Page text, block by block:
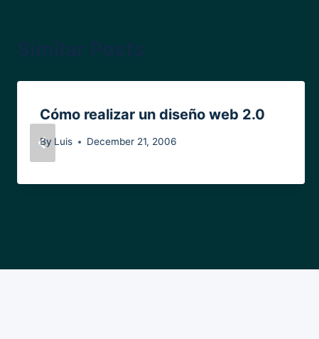
Cómo realizar un diseño web 2.0
By Luis December 21, 2006